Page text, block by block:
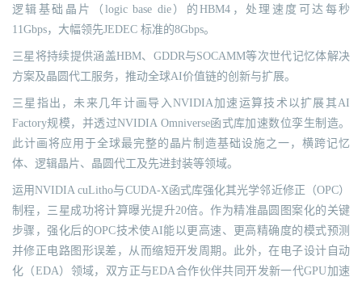
逻辑基础晶片（logic base die）的HBM4，处理速度可达每秒
11Gbps，大幅领先JEDEC 标准的8Gbps。
三星将持续提供涵盖HBM、GDDR与SOCAMM等次世代记忆体解决
方案及晶圆代工服务，推动全球AI价值链的创新与扩展。
三星指出，未来几年计画导入NVIDIA加速运算技术以扩展其AI
Factory规模，并透过NVIDIA Omniverse函式库加速数位孪生制造。
此计画将应用于全球最完整的晶片制造基础设施之一，横跨记忆
体、逻辑晶片、晶圆代工及先进封装等领域。
运用NVIDIA cuLitho与CUDA-X函式库强化其光学邻近修正（OPC）
制程，三星成功将计算曝光提升20倍。作为精准晶圆图案化的关键
步骤，强化后的OPC技术使AI能以更高速、更高精确度的模式预测
并修正电路图形误差，从而缩短开发周期。此外，在电子设计自动
化（EDA）领域，双方正与EDA合作伙伴共同开发新一代GPU加速